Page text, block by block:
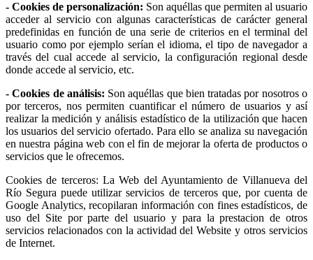
- Cookies de personalización: Son aquéllas que permiten al usuario
acceder al servicio con algunas características de carácter general
predefinidas en función de una serie de criterios en el terminal del
usuario como por ejemplo serían el idioma, el tipo de navegador a
través del cual accede al servicio, la configuración regional desde
donde accede al servicio, etc.
- Cookies de análisis: Son aquéllas que bien tratadas por nosotros o
por terceros, nos permiten cuantificar el número de usuarios y así
realizar la medición y análisis estadístico de la utilización que hacen
los usuarios del servicio ofertado. Para ello se analiza su navegación
en nuestra página web con el fin de mejorar la oferta de productos o
servicios que le ofrecemos.
Cookies de terceros: La Web del Ayuntamiento de Villanueva del
Río Segura puede utilizar servicios de terceros que, por cuenta de
Google Analytics, recopilaran información con fines estadísticos, de
uso del Site por parte del usuario y para la prestacion de otros
servicios relacionados con la actividad del Website y otros servicios
de Internet.